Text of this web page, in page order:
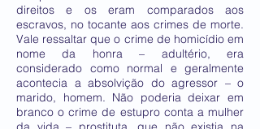
direitos e os eram comparados aos
escravos, no tocante aos crimes de morte.
Vale ressaltar que o crime de homicídio em
nome da honra – adultério, era
considerado como normal e geralmente
acontecia a absolvição do agressor – o
marido, homem. Não poderia deixar em
branco o crime de estupro conta a mulher